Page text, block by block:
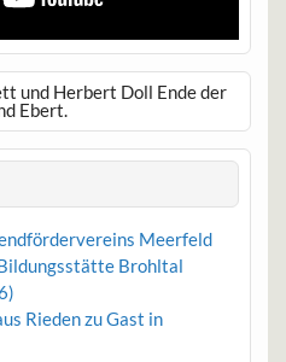
und Herbert Doll Ende der
Ebert.
Meerfeld
Brohltal
Rieden zu Gast in